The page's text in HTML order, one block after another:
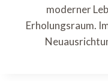
moderner
Erholungsraum.